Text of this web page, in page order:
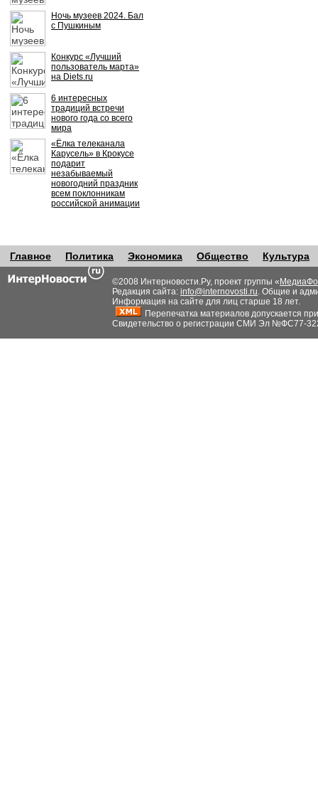
Ночь музеев 2024. Бал
с Пушкиным
Конкурс «Лучший
пользователь марта»
на Diets.ru
6 интересных
традиций встречи
нового года со всего
мира
«Ёлка телеканала
Карусель» в Крокусе
подарит
незабываемый
новогодний праздник
всем поклонникам
российской анимации
Главное Политика Экономика Общество Культура
©2008 Интерновости.Ру, проект группы «
Редакция сайта: info@internovosti.ru. Общие и
Информация на сайте для лиц старше 18 лет.
Перепечатка материалов допускается
Свидетельство о регистрации СМИ Эл №ФС77-